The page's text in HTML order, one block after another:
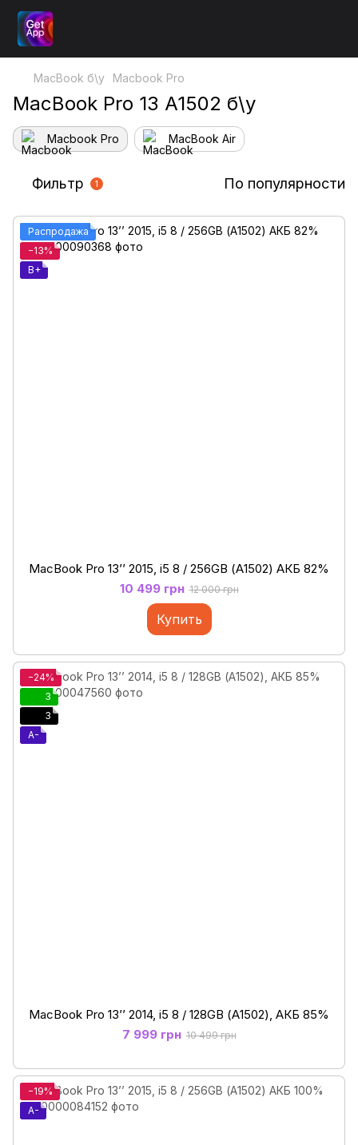
MacBook б\у Macbook Pro
MacBook Pro 13 A1502 б\у
Macbook Pro MacBook Air
Фильтр 1 По популярности
Распродажа
−13%
B+
MacBook Pro 13’’ 2015, i5 8 / 256GB (А1502) АКБ 82%
10 499 грн 12 000 грн
Купить
−24%
3
3
A-
MacBook Pro 13’’ 2014, i5 8 / 128GB (А1502), АКБ 85%
7 999 грн 10 499 грн
−19%
A-